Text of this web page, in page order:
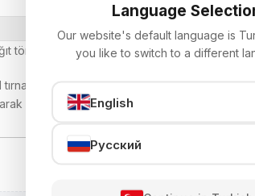
törpü. 100/100, 100/180, 150/150, 180/180,
törpüsü 150/150, 180/180, 240/240
100'dür. Kağıt rengine göre zebra tipi olan
Language
Our website's default language is
you like to switch to a different
English
Русский